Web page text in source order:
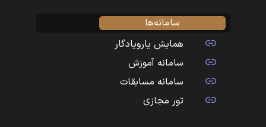
سامانه‌ها
همایش یارویادگار
سامانه آموزش
سامانه مسابقات
تور مجازی